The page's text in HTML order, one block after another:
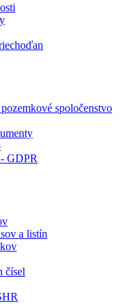
spoločenstvo
GDPR
a listín
čísel